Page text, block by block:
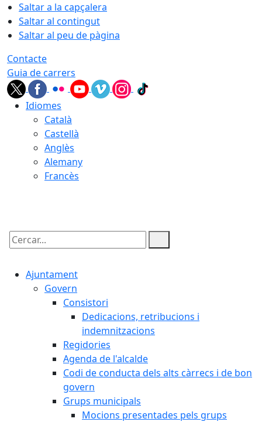
Saltar a la capçalera
Saltar al contingut
Saltar al peu de pàgina
Contacte
Guia de carrers
Idiomes
Català
Castellà
Anglès
Alemany
Francès
Cercar:
Ajuntament
Govern
Consistori
Dedicacions, retribucions i
indemnitzacions
Regidories
Agenda de l'alcalde
Codi de conducta dels alts càrrecs i de bon
govern
Grups municipals
Mocions presentades pels grups